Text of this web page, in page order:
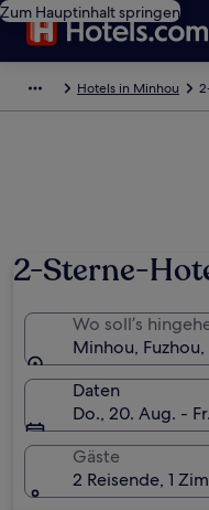
Zum Hauptinhalt springen
Hotels in Minhou
2-Sterne-
Wo soll’s
Minhou, Fuzhou,
Daten
Do., 20. Aug. -
Gäste
2 Reisende, 1